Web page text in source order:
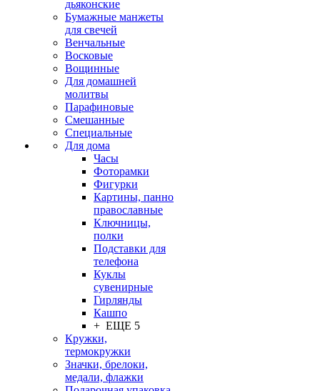
дьяконские
Бумажные манжеты
для свечей
Венчальные
Восковые
Вощинные
Для домашней
молитвы
Парафиновые
Смешанные
Специальные
Для дома
Часы
Фоторамки
Фигурки
Картины, панно
православные
Ключницы,
полки
Подставки для
телефона
Куклы
сувенирные
Гирлянды
Кашпо
+ ЕЩЕ 5
Кружки,
термокружки
Значки, брелоки,
медали, флажки